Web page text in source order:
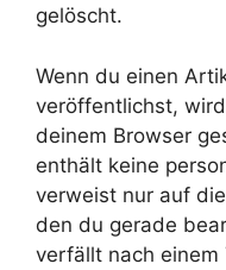
gelöscht.
Wenn du einen
veröffentlichst,
deinem Browser
enthält keine
verweist nur auf
den du gerade
verfällt nach einem